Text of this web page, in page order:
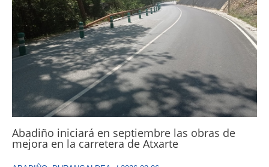
Abadiño iniciará en septiembre las obras de
mejora en la carretera de Atxarte